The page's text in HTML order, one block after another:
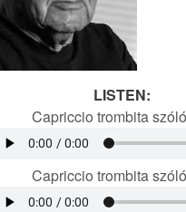
LISTEN:
Capriccio trombita
Capriccio trombita